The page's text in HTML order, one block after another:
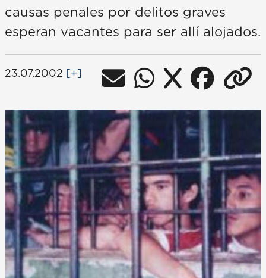
causas penales por delitos graves
esperan vacantes para ser allí alojados.
23.07.2002 [+]